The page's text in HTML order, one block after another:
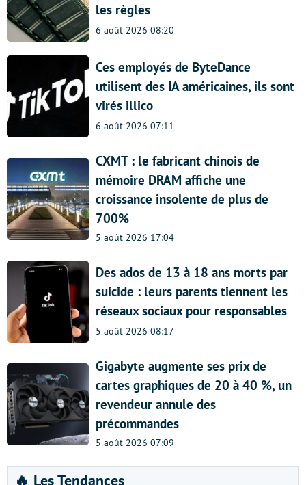
les règles
6 août 2026 08:20
Ces employés de ByteDance
utilisent des IA américaines, ils sont
virés illico
6 août 2026 07:11
CXMT : le fabricant chinois de
mémoire DRAM affiche une
croissance insolente de plus de
700%
5 août 2026 17:04
Des ados de 13 à 18 ans morts par
suicide : leurs parents tiennent les
réseaux sociaux pour responsables
5 août 2026 08:17
Gigabyte augmente ses prix de
cartes graphiques de 20 à 40 %, un
revendeur annule des
précommandes
5 août 2026 07:09
🔥 Les Tendances